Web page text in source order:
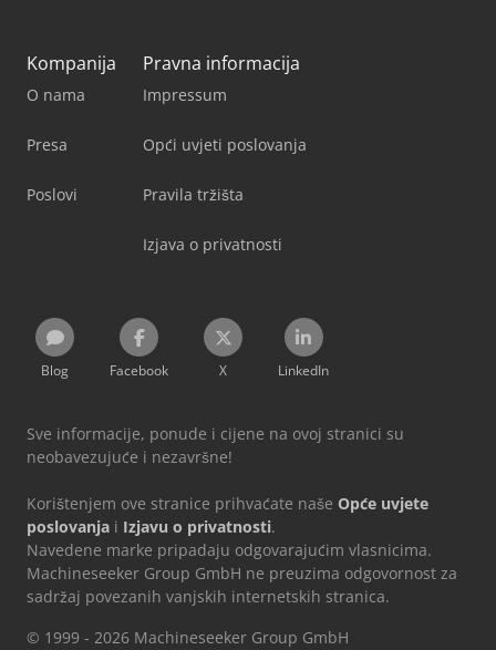
Kompanija
O nama
Presa
Poslovi
Pravna informacija
Impressum
Opći uvjeti poslovanja
Pravila tržišta
Izjava o privatnosti
Blog Facebook X LinkedIn
Sve informacije, ponude i cijene na ovoj stranici su
neobavezujuće i nezavršne!
Korištenjem ove stranice prihvaćate naše Opće uvjete
poslovanja i Izjavu o privatnosti.
Navedene marke pripadaju odgovarajućim vlasnicima.
Machineseeker Group GmbH ne preuzima odgovornost za
sadržaj povezanih vanjskih internetskih stranica.
© 1999 - 2026 Machineseeker Group GmbH